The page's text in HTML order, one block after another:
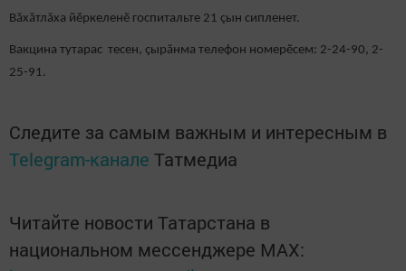
Вăхăтлăха йӗркеленӗ госпитальте 21 çын сипленет.
Вакцина тутарас тесен, çырăнма телефон номерӗсем: 2-24-90, 2-
25-91.
Следите за самым важным и интересным в
Telegram-канале Татмедиа
Читайте новости Татарстана в
национальном мессенджере MАХ: